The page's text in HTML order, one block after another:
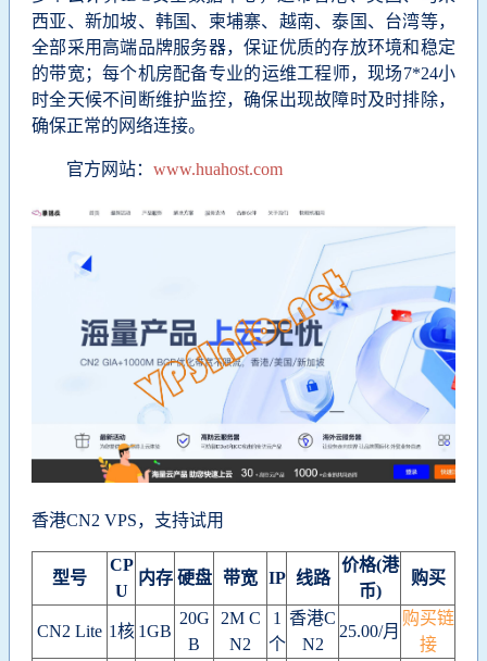
西亚、新加坡、韩国、柬埔寨、越南、泰国、台湾等，
全部采用高端品牌服务器，保证优质的存放环境和稳定
的带宽；每个机房配备专业的运维工程师，现场7*24小
时全天候不间断维护监控，确保出现故障时及时排除，
确保正常的网络连接。
官方网站： www.huahost.com
香港CN2 VPS， 支持试用
型号
CP
U
内存 硬盘 带宽 IP 线路
价格(港
币)
购买
CN2 Lite 1核 1GB
20G
B
2M C
N2
1
个
香港C
N2
25.00/月
购买链
接